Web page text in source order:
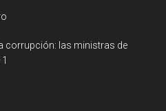
corrupción: las ministras de